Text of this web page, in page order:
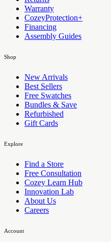
Warranty
CozeyProtection+
Financing
Assembly Guides
Shop
New Arrivals
Best Sellers
Free Swatches
Bundles & Save
Refurbished
Gift Cards
Explore
Find a Store
Free Consultation
Cozey Learn Hub
Innovation Lab
About Us
Careers
Account